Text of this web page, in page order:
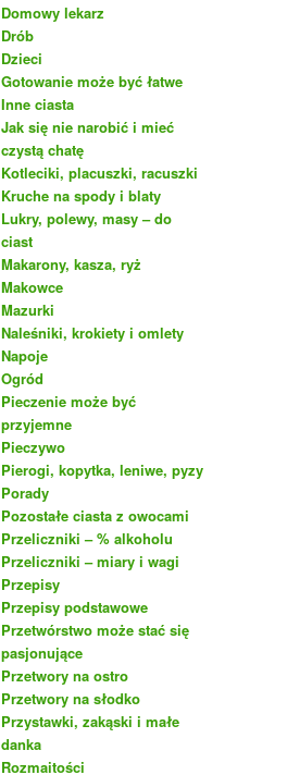
Domowy lekarz
Drób
Dzieci
Gotowanie może być łatwe
Inne ciasta
Jak się nie narobić i mieć
czystą chatę
Kotleciki, placuszki, racuszki
Kruche na spody i blaty
Lukry, polewy, masy – do
ciast
Makarony, kasza, ryż
Makowce
Mazurki
Naleśniki, krokiety i omlety
Napoje
Ogród
Pieczenie może być
przyjemne
Pieczywo
Pierogi, kopytka, leniwe, pyzy
Porady
Pozostałe ciasta z owocami
Przeliczniki – % alkoholu
Przeliczniki – miary i wagi
Przepisy
Przepisy podstawowe
Przetwórstwo może stać się
pasjonujące
Przetwory na ostro
Przetwory na słodko
Przystawki, zakąski i małe
danka
Rozmaitości